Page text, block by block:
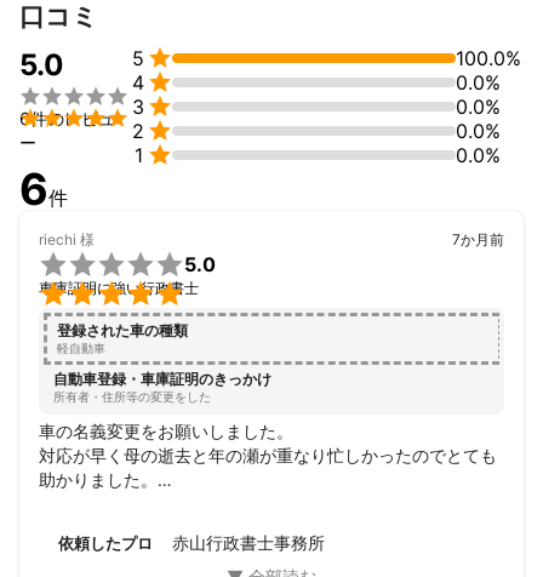
どの手続きなど幅広く対応します。
また、処分が難しい農地や山林なども、弊社で転用の手続きがで
きることから、幅広く対応できますので、お気軽にご相談くださ
い。
口コミ
5.0


6件のレビュ
ー
5 
100.0%
4 
0.0%
3 
0.0%
2 
0.0%
1  0.0%
6件
riechi 様


5.0
車庫証明に強い行政書士
7か月前
登録された車の種類
軽自動車
自動車登録・車庫証明のきっかけ
所有者・住所等の変更をした
車の名義変更をお願いしました。
対応が早く母の逝去と年の瀬が重なり忙しかったのでとても
助かりました。
ありがとうございました。
依頼したプロ 赤山行政書士事務所